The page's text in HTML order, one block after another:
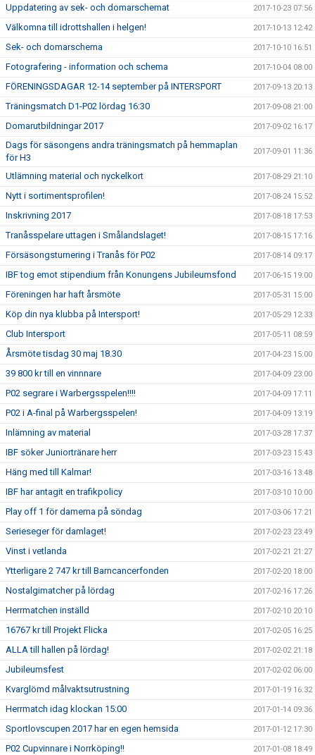
Uppdatering av sek- och domarschemat 2017-10-23 07:56
Välkomna till idrottshallen i helgen! 2017-10-13 12:42
Sek- och domarschema 2017-10-10 16:51
Fotografering - information och schema 2017-10-04 08:00
FÖRENINGSDAGAR 12-14 september på INTERSPORT 2017-09-13 20:13
Träningsmatch D1-P02 lördag 16:30 2017-09-08 21:00
Domarutbildningar 2017 2017-09-02 16:17
Dags för säsongens andra träningsmatch på hemmaplan
för H3
2017-09-01 11:36
Utlämning material och nyckelkort 2017-08-29 21:10
Nytt i sortimentsprofilen! 2017-08-24 15:52
Inskrivning 2017 2017-08-18 17:53
Tranåsspelare uttagen i Smålandslaget! 2017-08-15 17:16
Försäsongsturnering i Tranås för P02 2017-08-14 09:17
IBF tog emot stipendium från Konungens Jubileumsfond 2017-06-15 19:00
Föreningen har haft årsmöte 2017-05-31 15:00
Köp din nya klubba på Intersport! 2017-05-29 12:33
Club Intersport 2017-05-11 08:59
Årsmöte tisdag 30 maj 18.30 2017-04-23 15:00
39 800 kr till en vinnnare 2017-04-09 23:00
P02 segrare i Warbergsspelen!!!! 2017-04-09 17:11
P02 i A-final på Warbergsspelen! 2017-04-09 13:19
Inlämning av material 2017-03-28 17:37
IBF söker Juniortränare herr 2017-03-23 15:43
Häng med till Kalmar! 2017-03-16 13:48
IBF har antagit en trafikpolicy 2017-03-10 10:00
Play off 1 för damerna på söndag 2017-03-06 17:21
Serieseger för damlaget! 2017-02-23 23:49
Vinst i vetlanda 2017-02-21 21:27
Ytterligare 2 747 kr till Barncancerfonden 2017-02-20 18:00
Nostalgimatcher på lördag 2017-02-16 17:26
Herrmatchen inställd 2017-02-10 20:10
16767 kr till Projekt Flicka 2017-02-05 16:25
ALLA till hallen på lördag! 2017-02-02 21:18
Jubileumsfest 2017-02-02 06:00
Kvarglömd målvaktsutrustning 2017-01-19 16:32
Herrmatch idag klockan 15:00 2017-01-14 09:36
Sportlovscupen 2017 har en egen hemsida 2017-01-12 17:30
P02 Cupvinnare i Norrköping!! 2017-01-08 18:49